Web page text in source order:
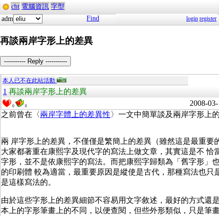
cht 電腦資訊 字型
adm
Find login register
再談兩岸字形上的差異
----------- Reply -----------
本人已不在此站活動
1 再談兩岸字形上的差異
0 0
2008-
之前曾在〈兩岸字體上的差異性〉一文中簡單談及兩岸字形上
兩 岸字形上的差異，不僅僅是繁簡上的差異（雖然這是最重
大家都著重在康熙字及現代字的寫法上做文章，其實這是不
字形，並不是依康熙字的寫法。而把康熙字歸類為「舊字形」
的印刷體 較為適當，最重要原因是縱使是古代，那種寫法也
是這樣寫法的。
由於這些字形上的差異細節不容易用文字敘述，最好的方式還
本上的字形筆畫上的不同，以便查閱，但些外形類似，只是筆